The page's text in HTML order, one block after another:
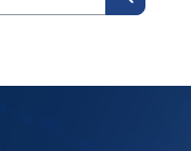
Search